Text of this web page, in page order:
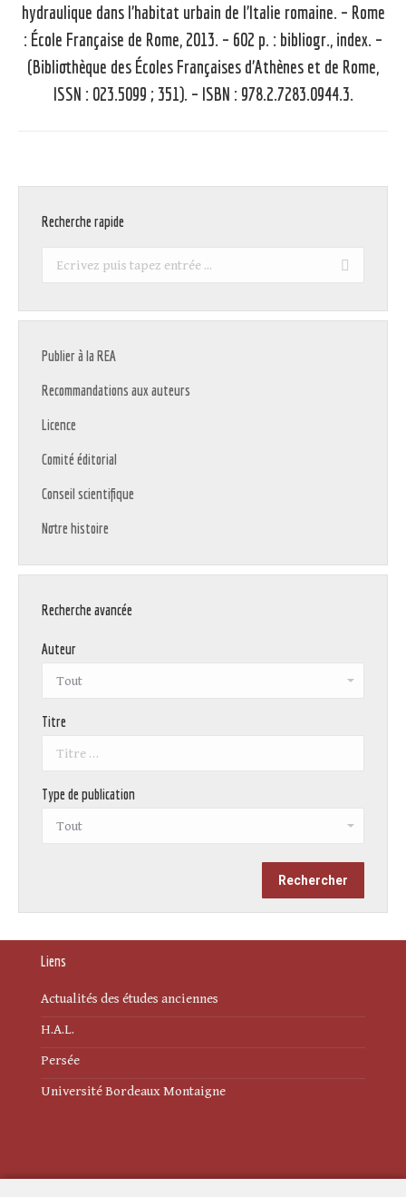
Article
suivant
:
hydraulique dans l’habitat urbain de l’Italie romaine. – Rome
: École Française de Rome, 2013. – 602 p. : bibliogr., index. –
(Bibliothèque des Écoles Françaises d’Athènes et de Rome,
ISSN : 023.5099 ; 351). – ISBN : 978.2.7283.0944.3.
Recherche rapide
Recherche
Publier à la REA
Recommandations aux auteurs
Licence
Comité éditorial
Conseil scientifique
Notre histoire
Recherche avancée
Auteur
Titre
Type de publication
Liens
Actualités des études anciennes
H.A.L.
Persée
Université Bordeaux Montaigne